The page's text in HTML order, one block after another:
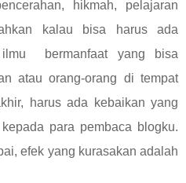
hikmah, pelajaran
kalau bisa harus ada
bermanfaat yang bisa
atau orang-orang di tempat
harus ada kebaikan yang
para pembaca blogku.
efek yang kurasakan adalah